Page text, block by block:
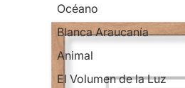
Océano
Blanca Araucanía
Animal
El Volumen de la Luz